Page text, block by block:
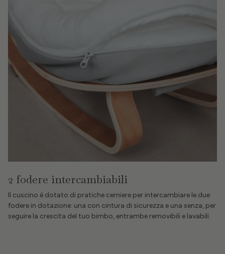
2 fodere intercambiabili
Il cuscino è dotato di pratiche cerniere per intercambiare le due
fodere in dotazione: una con cintura di sicurezza e una senza, per
seguire la crescita del tuo bimbo, entrambe removibili e lavabili.